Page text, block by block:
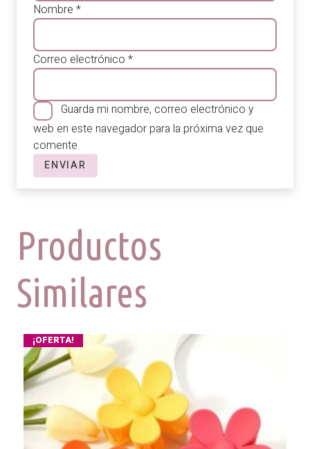
Nombre *
Correo electrónico *
Guarda mi nombre, correo electrónico y
web en este navegador para la próxima vez que
comente.
Productos
Similares
¡OFERTA!